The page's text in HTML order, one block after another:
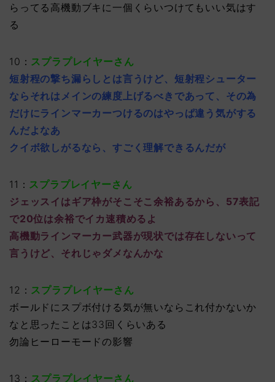
らってる高機動ブキに一個くらいつけてもいい気はす
る
10： スプラプレイヤーさん
短射程の撃ち漏らしとは言うけど、短射程シューター
ならそれはメインの練度上げるべきであって、その為
だけにラインマーカーつけるのはやっぱ違う気がする
んだよなあ
クイボ欲しがるなら、すごく理解できるんだが
11： スプラプレイヤーさん
ジェッスイはギア枠がそこそこ余裕あるから、57表記
で20位は余裕でイカ速積めるよ
高機動ラインマーカー武器が現状では存在しないって
言うけど、それじゃダメなんかな
12： スプラプレイヤーさん
ボールドにスプボ付ける気が無いならこれ付かないか
なと思ったことは33回くらいある
勿論ヒーローモードの影響
13： スプラプレイヤーさん